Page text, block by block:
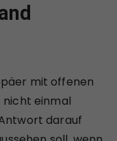
mit offenen
nicht einmal
darauf